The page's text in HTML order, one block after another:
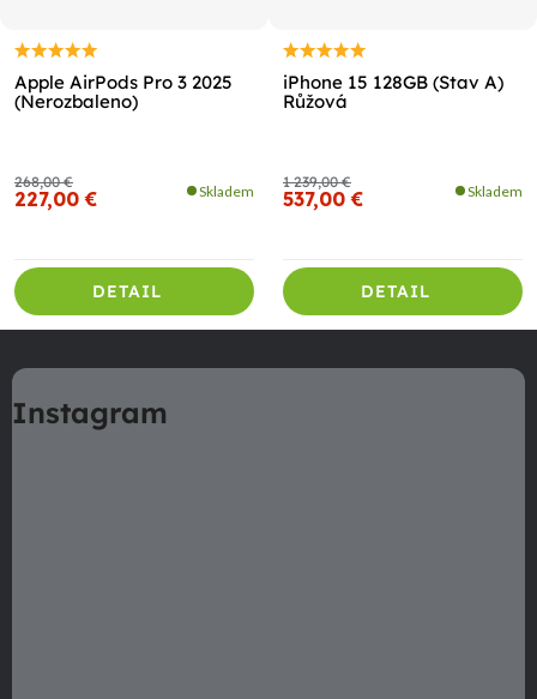
Apple AirPods Pro 3 2025
(Nerozbaleno)
268,00 €
227,00 € Skladem
DETAIL
iPhone 15 128GB (Stav A)
Růžová
1 239,00 €
537,00 € Skladem
DETAIL
á
pInstagram